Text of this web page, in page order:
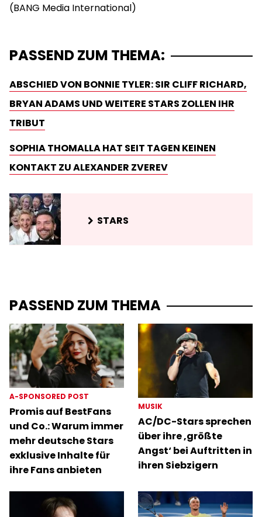
PASSEND ZUM THEMA:
ABSCHIED VON BONNIE TYLER: SIR CLIFF RICHARD,
BRYAN ADAMS UND WEITERE STARS ZOLLEN IHR
TRIBUT
SOPHIA THOMALLA HAT SEIT TAGEN KEINEN
KONTAKT ZU ALEXANDER ZVEREV
STARS
PASSEND ZUM THEMA
A-SPONSORED POST
Promis auf BestFans
und Co.: Warum immer
mehr deutsche Stars
exklusive Inhalte für
ihre Fans anbieten
MUSIK
AC/DC-Stars sprechen
über ihre ‚größte
Angst‘ bei Auftritten in
ihren Siebzigern